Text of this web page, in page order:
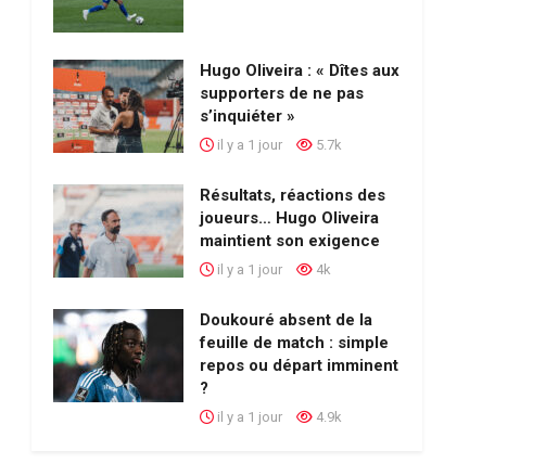
Hugo Oliveira : « Dîtes aux
supporters de ne pas
s’inquiéter »
il y a 1 jour 5.7k
Résultats, réactions des
joueurs… Hugo Oliveira
maintient son exigence
il y a 1 jour 4k
Doukouré absent de la
feuille de match : simple
repos ou départ imminent
?
il y a 1 jour 4.9k